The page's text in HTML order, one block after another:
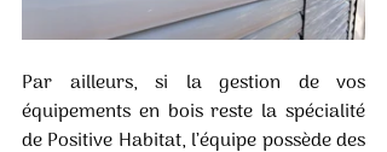
Par ailleurs, si la gestion de vos
équipements en bois reste la spécialité